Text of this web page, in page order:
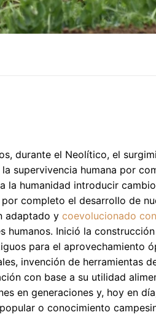
durante el Neolítico, el
supervivencia humana por
la humanidad introducir
completo el desarrollo de
adaptado y coevolucionado
humanos. Inició la
para el aprovechamiento
invención de herramientas
con base a su utilidad
en generaciones y, hoy en
o conocimiento